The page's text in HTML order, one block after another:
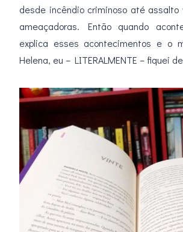
desde incêndio criminoso até assalto
ameaçadoras. Então quando
explica esses acontecimentos e o
Helena, eu – LITERALMENTE – fiquei